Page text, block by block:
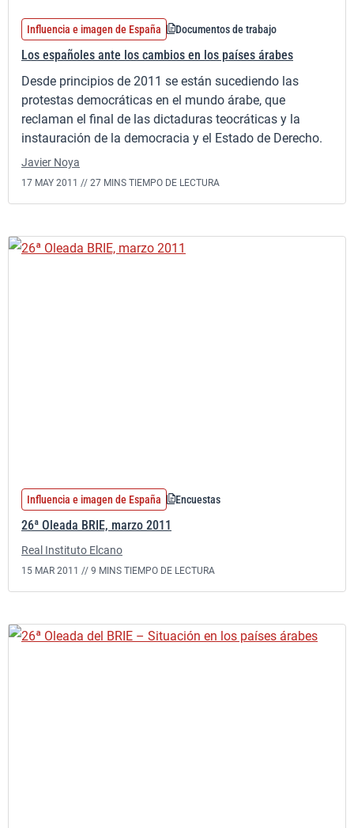
Influencia e imagen de España Documentos de trabajo
Los españoles ante los cambios en los países árabes
Desde principios de 2011 se están sucediendo las
protestas democráticas en el mundo árabe, que
reclaman el final de las dictaduras teocráticas y la
instauración de la democracia y el Estado de Derecho.
Javier Noya
17 MAY 2011 // 27 MINS TIEMPO DE LECTURA
Influencia e imagen de España Encuestas
26ª Oleada BRIE, marzo 2011
Real Instituto Elcano
15 MAR 2011 // 9 MINS TIEMPO DE LECTURA